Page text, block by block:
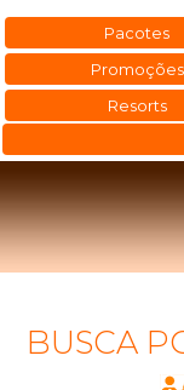
Pacotes
Promoções
Resorts
BUSCA